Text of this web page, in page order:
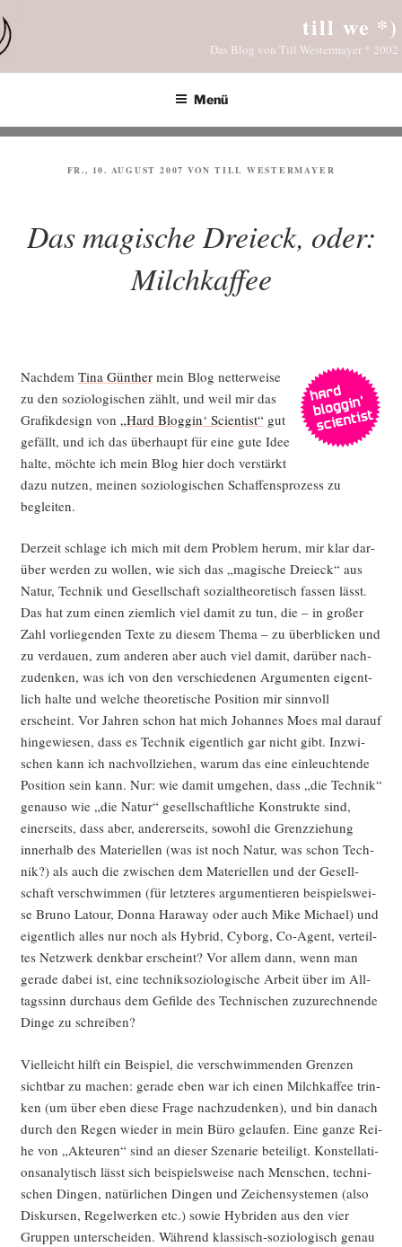
Inhalt
springen
till we *)
Das Blog von Till Westermayer * 2002
Menü
VERÖFFENTLICHT
FR., 10. AUGUST 2007 VON TILL WESTERMAYER
Das magische Dreieck, oder:
Milchkaffee
Nach­dem Tina Gün­thermein Blog net­ter­wei­se
zu den sozio­lo­gi­schen zählt, und weil mir das
Gra­fik­de­sign von „Hard Blog­gin‘ Sci­en­tist“ gut
gefällt, und ich das über­haupt für eine gute Idee
hal­te, möch­te ich mein Blog hier doch ver­stärkt
dazu nut­zen, mei­nen sozio­lo­gi­schen Schaf­fens­pro­zess zu
begleiten.
Der­zeit schla­ge ich mich mit dem Pro­blem her­um, mir klar dar­
über wer­den zu wol­len, wie sich das „magi­sche Drei­eck“ aus
Natur, Tech­nik und Gesell­schaft sozi­al­theo­re­tisch fas­sen lässt.
Das hat zum einen ziem­lich viel damit zu tun, die – in gro­ßer
Zahl vor­lie­gen­den Tex­te zu die­sem The­ma – zu über­bli­cken und
zu ver­dau­en, zum ande­ren aber auch viel damit, dar­über nach­
zu­den­ken, was ich von den ver­schie­de­nen Argu­men­ten eigent­
lich hal­te und wel­che theo­re­ti­sche Posi­ti­on mir sinn­voll
erscheint. Vor Jah­ren schon hat mich Johan­nes Moes mal dar­auf
hin­ge­wie­sen, dass es Tech­nik eigent­lich gar nicht gibt. Inzwi­
schen kann ich nach­voll­zie­hen, war­um das eine ein­leuch­ten­de
Posi­ti­on sein kann. Nur: wie damit umge­hen, dass „die Tech­nik“
genau­so wie „die Natur“ gesell­schaft­li­che Kon­struk­te sind,
einer­seits, dass aber, ande­rer­seits, sowohl die Grenz­zie­hung
inner­halb des Mate­ri­el­len (was ist noch Natur, was schon Tech­
nik?) als auch die zwi­schen dem Mate­ri­el­len und der Gesell­
schaft ver­schwim­men (für letz­te­res argu­men­tie­ren bei­spiels­wei­
se Bru­no Latour, Don­na Hara­way oder auch Mike Micha­el) und
eigent­lich alles nur noch als Hybrid, Cyborg, Co-Agent, ver­teil­
tes Netz­werk denk­bar erscheint? Vor allem dann, wenn man
gera­de dabei ist, eine tech­nik­so­zio­lo­gi­sche Arbeit über im All­
tags­sinn durch­aus dem Gefil­de des Tech­ni­schen zuzu­rech­nen­de
Din­ge zu schreiben?
Viel­leicht hilft ein Bei­spiel, die ver­schwim­men­den Gren­zen
sicht­bar zu machen: gera­de eben war ich einen Milch­kaf­fee trin­
ken (um über eben die­se Fra­ge nach­zu­den­ken), und bin danach
durch den Regen wie­der in mein Büro gelau­fen. Eine gan­ze Rei­
he von „Akteu­ren“ sind an die­ser Sze­na­rie betei­ligt. Kon­stel­la­ti­
ons­ana­ly­tisch lässt sich bei­spiels­wei­se nach Men­schen, tech­ni­
schen Din­gen, natür­li­chen Din­gen und Zei­chen­sys­te­men (also
Dis­kur­sen, Regel­wer­ken etc.) sowie Hybri­den aus den vier
Grup­pen unter­schei­den. Wäh­rend klas­sisch-sozio­lo­gisch genau